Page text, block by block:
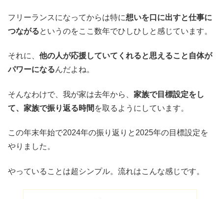
フリーランスになってからは特に想いを口に出すと仕事に
つながるというのをここ数年でひしひしと感じています。
それに、 他の人が応援していてくれると思えること自体が
パワーになるんだよね。
そんなわけで、我が家は去年から、 家族で目標設定をし
て、家族で振り返る時間 を取るようにしています。
この年末年始で2024年の振り返りと2025年の目標設定を
やりました。
やっていることは超シンプル。流れはこんな感じです。